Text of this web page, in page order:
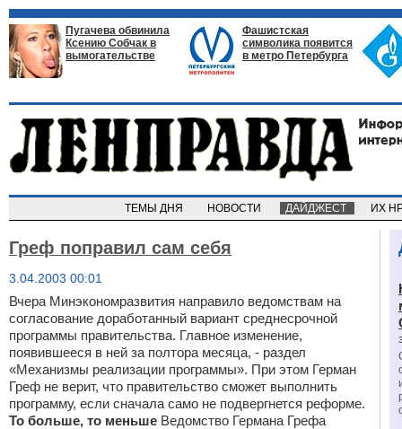
Пугачева обвинила
Ксению Собчак в
вымогательстве
Фашистская
символика появится
в метро Петербурга
ТЕМЫ ДНЯ НОВОСТИ ДАЙДЖЕСТ ИХ
Греф поправил сам себя
3.04.2003 00:01
Вчера Минэкономразвития направило ведомствам на
согласование доработанный вариант среднесрочной
программы правительства. Главное изменение,
появившееся в ней за полтора месяца, - раздел
«Механизмы реализации программы». При этом Герман
Греф не верит, что правительство сможет выполнить
программу, если сначала само не подвергнется реформе.
То больше, то меньше Ведомство Германа Грефа